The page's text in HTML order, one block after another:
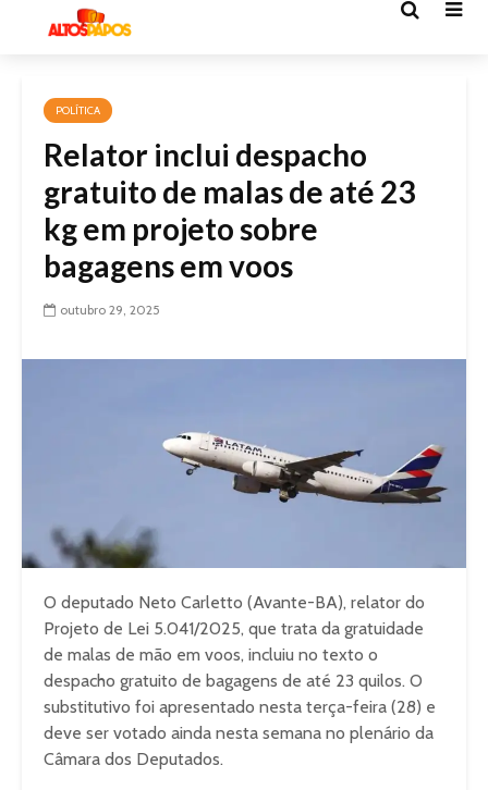
POLÍTICA
Relator inclui despacho
gratuito de malas de até 23
kg em projeto sobre
bagagens em voos
outubro 29, 2025
O deputado Neto Carletto (Avante-BA), relator do
Projeto de Lei 5.041/2025, que trata da gratuidade
de malas de mão em voos, incluiu no texto o
despacho gratuito de bagagens de até 23 quilos. O
substitutivo foi apresentado nesta terça-feira (28) e
deve ser votado ainda nesta semana no plenário da
Câmara dos Deputados.